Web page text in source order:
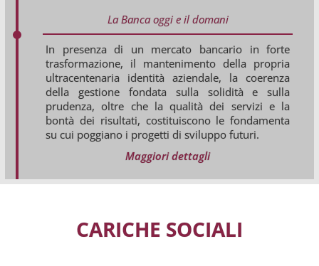
La Banca oggi e il domani
In presenza di un mercato bancario in forte
trasformazione, il mantenimento della propria
ultracentenaria identità aziendale, la coerenza
della gestione fondata sulla solidità e sulla
prudenza, oltre che la qualità dei servizi e la
bontà dei risultati, costituiscono le fondamenta
su cui poggiano i progetti di sviluppo futuri.
Maggiori dettagli
CARICHE SOCIALI